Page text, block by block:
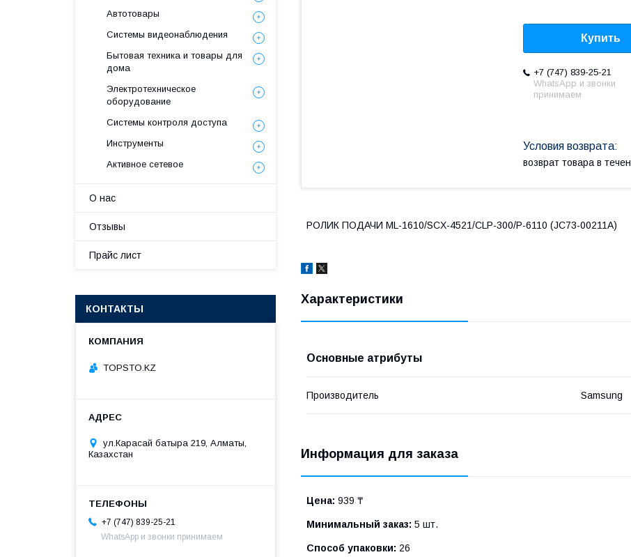
Купить
+7 (747) 839-25-21
WhatsApp и звонки
принимаем
возврат товара в
РОЛИК ПОДАЧИ ML-1610/SCX-4521/CLP-300/P-6110 (JC73-00211A)
Характеристики
Основные атрибуты
Производитель Samsung
Информация для заказа
Цена: 939 ₸
Минимальный заказ: 5 шт.
Способ упаковки: 26
Автотовары
Системы видеонаблюдения
Бытовая техника и товары для
дома
Электротехническое
оборудование
Системы контроля доступа
Инструменты
Активное сетевое
О нас
Отзывы
Прайс лист
КОНТАКТЫ
TOPSTO.KZ
ул.Карасай батыра 219, Алматы,
Казахстан
+7 (747) 839-25-21
WhatsApp и звонки принимаем